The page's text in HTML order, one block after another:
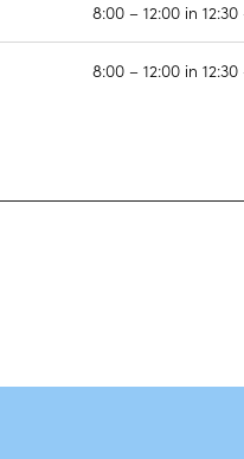
8:00 – 12:00 in
8:00 – 12:00 in